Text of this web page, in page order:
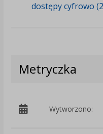
dostępy cyfrowo
Metryczka
Wytworzono: